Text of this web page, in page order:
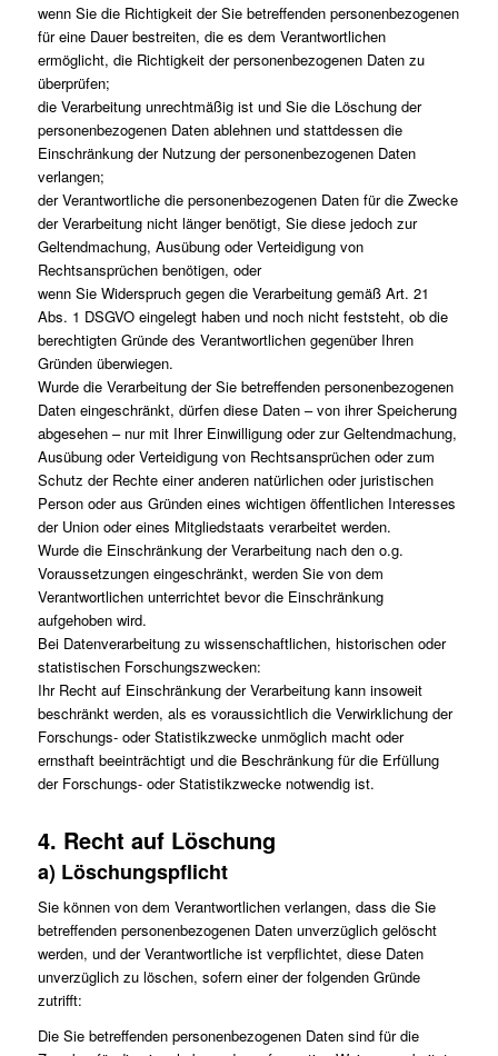
wenn Sie die Richtigkeit der Sie betreffenden personenbezogenen
für eine Dauer bestreiten, die es dem Verantwortlichen
ermöglicht, die Richtigkeit der personenbezogenen Daten zu
überprüfen;
die Verarbeitung unrechtmäßig ist und Sie die Löschung der
personenbezogenen Daten ablehnen und stattdessen die
Einschränkung der Nutzung der personenbezogenen Daten
verlangen;
der Verantwortliche die personenbezogenen Daten für die Zwecke
der Verarbeitung nicht länger benötigt, Sie diese jedoch zur
Geltendmachung, Ausübung oder Verteidigung von
Rechtsansprüchen benötigen, oder
wenn Sie Widerspruch gegen die Verarbeitung gemäß Art. 21
Abs. 1 DSGVO eingelegt haben und noch nicht feststeht, ob die
berechtigten Gründe des Verantwortlichen gegenüber Ihren
Gründen überwiegen.
Wurde die Verarbeitung der Sie betreffenden personenbezogenen
Daten eingeschränkt, dürfen diese Daten – von ihrer Speicherung
abgesehen – nur mit Ihrer Einwilligung oder zur Geltendmachung,
Ausübung oder Verteidigung von Rechtsansprüchen oder zum
Schutz der Rechte einer anderen natürlichen oder juristischen
Person oder aus Gründen eines wichtigen öffentlichen Interesses
der Union oder eines Mitgliedstaats verarbeitet werden.
Wurde die Einschränkung der Verarbeitung nach den o.g.
Voraussetzungen eingeschränkt, werden Sie von dem
Verantwortlichen unterrichtet bevor die Einschränkung
aufgehoben wird.
Bei Datenverarbeitung zu wissenschaftlichen, historischen oder
statistischen Forschungszwecken:
Ihr Recht auf Einschränkung der Verarbeitung kann insoweit
beschränkt werden, als es voraussichtlich die Verwirklichung der
Forschungs- oder Statistikzwecke unmöglich macht oder
ernsthaft beeinträchtigt und die Beschränkung für die Erfüllung
der Forschungs- oder Statistikzwecke notwendig ist.
4. Recht auf Löschung
a) Löschungspflicht
Sie können von dem Verantwortlichen verlangen, dass die Sie
betreffenden personenbezogenen Daten unverzüglich gelöscht
werden, und der Verantwortliche ist verpflichtet, diese Daten
unverzüglich zu löschen, sofern einer der folgenden Gründe
zutrifft:
Die Sie betreffenden personenbezogenen Daten sind für die